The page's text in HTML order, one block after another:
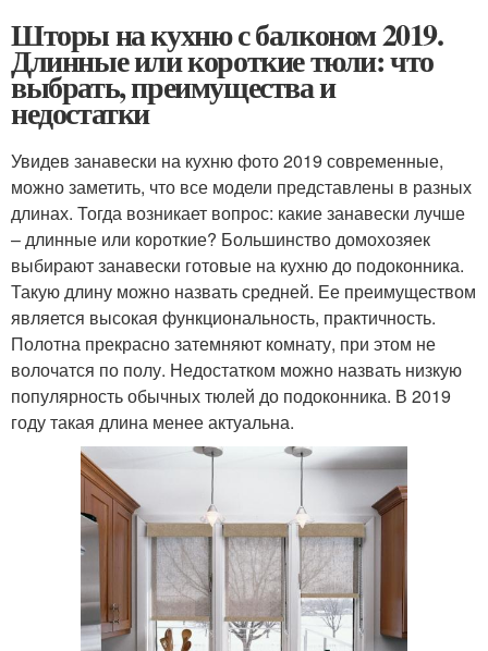
Шторы на кухню с балконом 2019.
Длинные или короткие тюли: что
выбрать, преимущества и
недостатки
Увидев занавески на кухню фото 2019 современные,
можно заметить, что все модели представлены в разных
длинах. Тогда возникает вопрос: какие занавески лучше
– длинные или короткие? Большинство домохозяек
выбирают занавески готовые на кухню до подоконника.
Такую длину можно назвать средней. Ее преимуществом
является высокая функциональность, практичность.
Полотна прекрасно затемняют комнату, при этом не
волочатся по полу. Недостатком можно назвать низкую
популярность обычных тюлей до подоконника. В 2019
году такая длина менее актуальна.